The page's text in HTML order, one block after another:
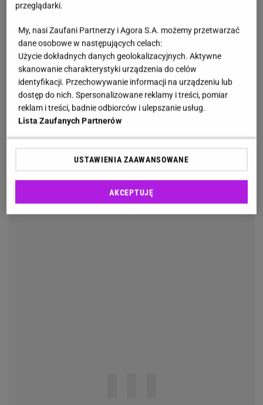
przeglądarki.
My, nasi Zaufani Partnerzy i Agora S.A. możemy przetwarzać
dane osobowe w następujących celach:
Użycie dokładnych danych geolokalizacyjnych. Aktywne
skanowanie charakterystyki urządzenia do celów
identyfikacji. Przechowywanie informacji na urządzeniu lub
dostęp do nich. Spersonalizowane reklamy i treści, pomiar
reklam i treści, badnie odbiorców i ulepszanie usług.
Lista Zaufanych Partnerów
USTAWIENIA ZAAWANSOWANE
AKCEPTUJĘ